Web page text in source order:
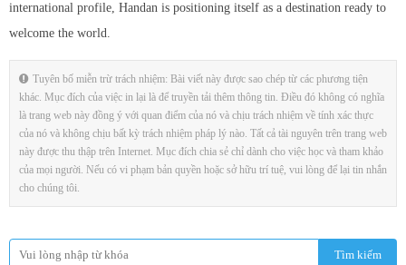
international profile, Handan is positioning itself as a destination ready to
welcome the world.
Tuyên bố miễn trừ trách nhiệm: Bài viết này được sao chép từ các phương tiện
khác. Mục đích của việc in lại là để truyền tải thêm thông tin. Điều đó không có nghĩa
là trang web này đồng ý với quan điểm của nó và chịu trách nhiệm về tính xác thực
của nó và không chịu bất kỳ trách nhiệm pháp lý nào. Tất cả tài nguyên trên trang web
này được thu thập trên Internet. Mục đích chia sẻ chỉ dành cho việc học và tham khảo
của mọi người. Nếu có vi phạm bản quyền hoặc sở hữu trí tuệ, vui lòng để lại tin nhắn
cho chúng tôi.